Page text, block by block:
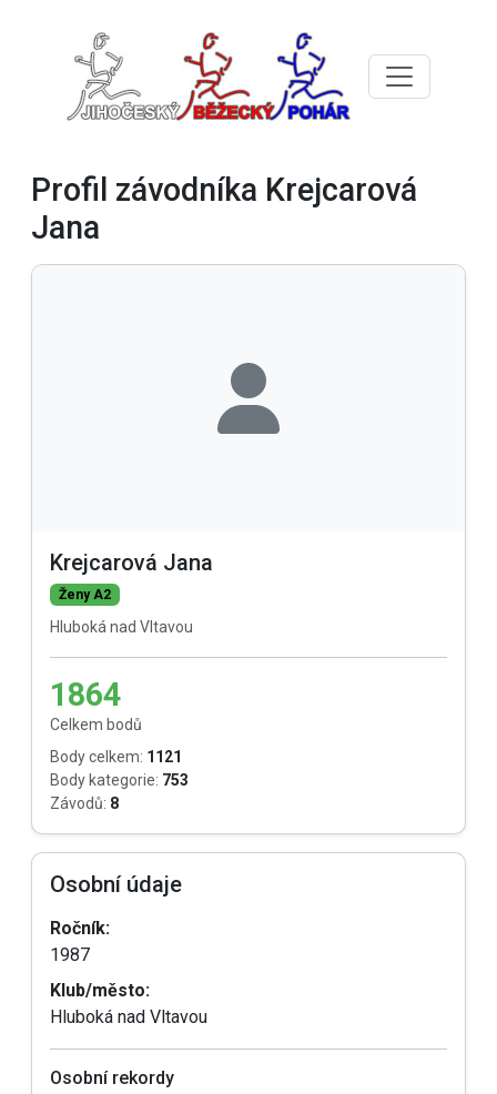
Profil závodníka Krejcarová
Jana
Krejcarová Jana
Ženy A2
Hluboká nad Vltavou
1864
Celkem bodů
Body celkem: 1121
Body kategorie: 753
Závodů: 8
Osobní údaje
Ročník:
1987
Klub/město:
Hluboká nad Vltavou
Osobní rekordy